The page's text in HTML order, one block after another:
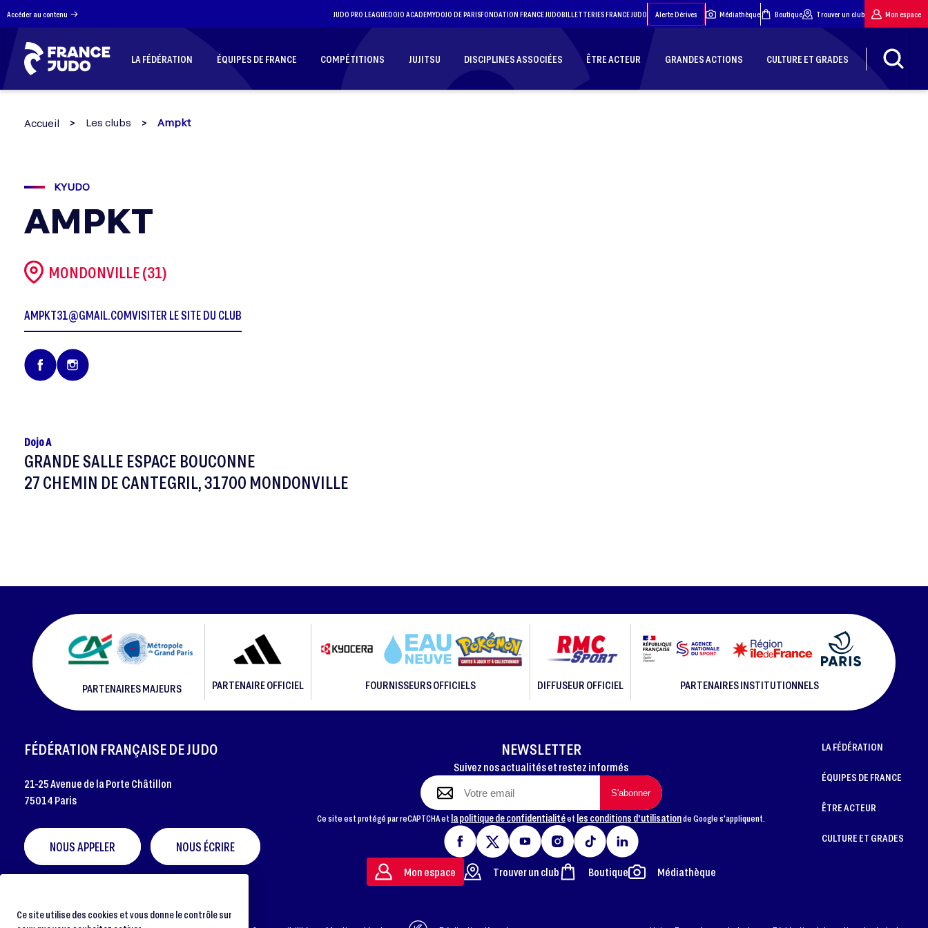
Accéder au contenu JUDO PRO LEAGUEDOJO ACADEMYDOJO DE PARISFONDATION FRANCE JUDOBILLETTERIES FRANCE JUDO Alerte Dérives Médiathèque Boutique Trouver un club Mon espace
LA FÉDÉRATION ÉQUIPES DE FRANCE COMPÉTITIONS JUJITSU DISCIPLINES ASSOCIÉES ÊTRE ACTEUR GRANDES ACTIONS CULTURE ET GRADES
Accueil Les clubs Ampkt
KYUDO
AMPKT
MONDONVILLE (31)
AMPKT31@GMAIL.COMVISITER LE SITE DU CLUB
Dojo A
GRANDE SALLE ESPACE BOUCONNE
27 CHEMIN DE CANTEGRIL, 31700 MONDONVILLE
PARTENAIRES MAJEURS PARTENAIRE OFFICIEL FOURNISSEURS OFFICIELS DIFFUSEUR OFFICIEL PARTENAIRES INSTITUTIONNELS
FOOTER
FÉDÉRATION FRANÇAISE DE JUDO
21-25 Avenue de la Porte Châtillon
75014 Paris
NOUS APPELER NOUS ÉCRIRE
NEWSLETTER
Suivez nos actualités et restez informés
Ce site est protégé par reCAPTCHA et la politique de confidentialitéet les conditions d'utilisationde Google s'appliquent.
Mon espace Trouver un club Boutique Médiathèque
LA FÉDÉRATION
ÉQUIPES DE FRANCE
ÊTRE ACTEUR
CULTURE ET GRADES
Panneau de gestion des cookies
Ce site utilise des cookies et vous donne le contrôle sur